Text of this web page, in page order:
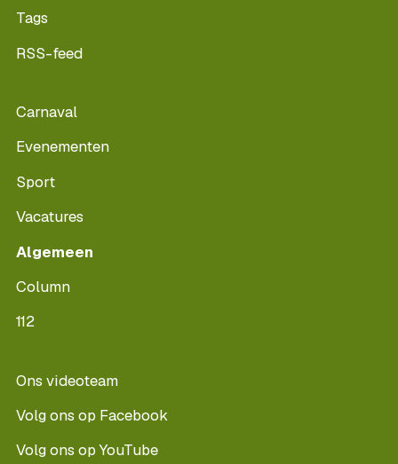
Tags
RSS-feed
Carnaval
Evenementen
Sport
Vacatures
Algemeen
Column
112
Ons videoteam
Volg ons op Facebook
Volg ons op YouTube